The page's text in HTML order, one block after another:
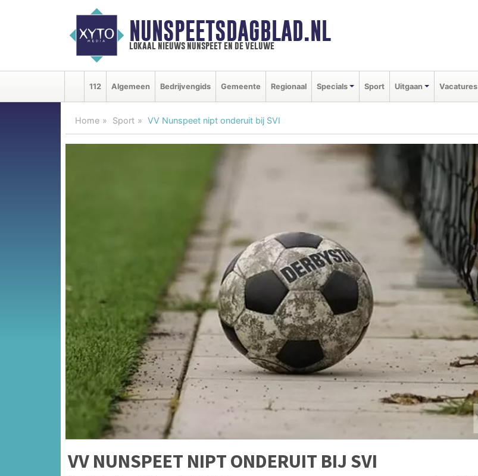
NUNSPEETSDAGBLAD.NL
lokaal nieuws nunspeet en de veluwe
112 Algemeen Bedrijvengids Gemeente Regionaal Specials Sport Uitgaan Vacatures
Home Sport VV Nunspeet nipt onderuit bij SVI
VV NUNSPEET NIPT ONDERUIT BIJ SVI